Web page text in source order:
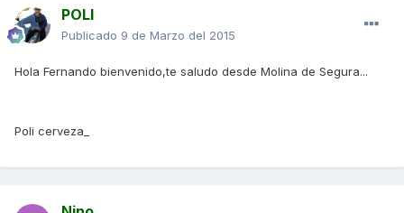
POLI
Publicado 9 de Marzo del 2015
Hola Fernando bienvenido,te saludo desde Molina de Segura...
Poli cerveza_